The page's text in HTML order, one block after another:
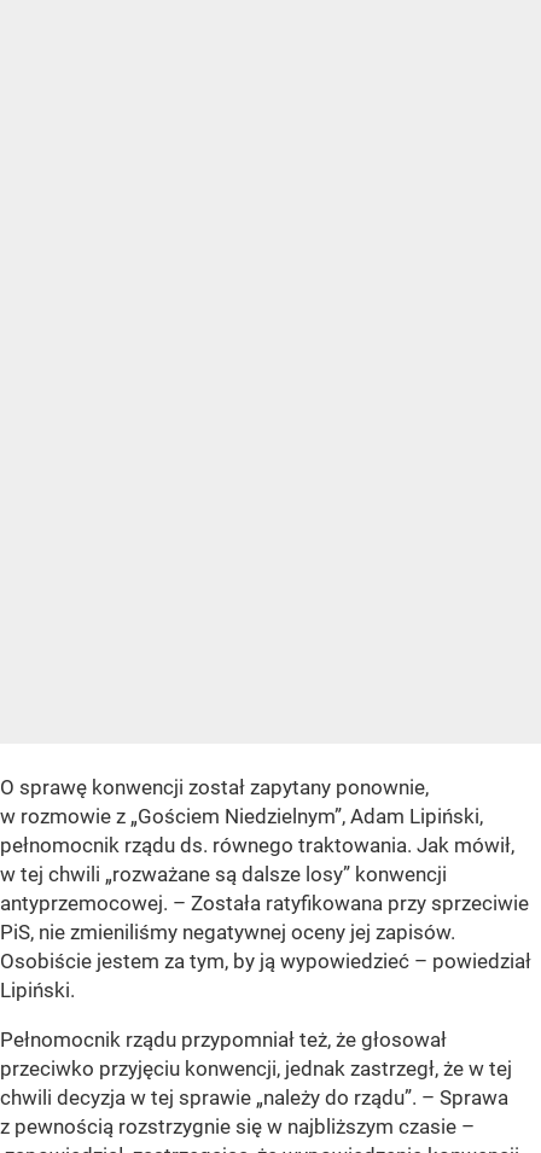
O sprawę konwencji został zapytany ponownie,
w rozmowie z „Gościem Niedzielnym”, Adam Lipiński,
pełnomocnik rządu ds. równego traktowania. Jak mówił,
w tej chwili „rozważane są dalsze losy” konwencji
antyprzemocowej. – Została ratyfikowana przy sprzeciwie
PiS, nie zmieniliśmy negatywnej oceny jej zapisów.
Osobiście jestem za tym, by ją wypowiedzieć – powiedział
Lipiński.
Pełnomocnik rządu przypomniał też, że głosował
przeciwko przyjęciu konwencji, jednak zastrzegł, że w tej
chwili decyzja w tej sprawie „należy do rządu”. – Sprawa
z pewnością rozstrzygnie się w najbliższym czasie –